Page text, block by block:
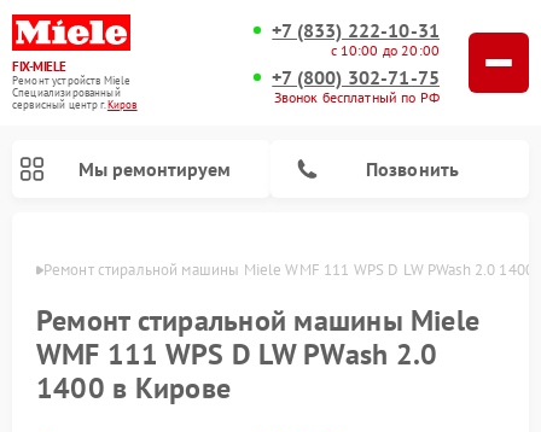
FIX-MIELE
Ремонт устройств Miele
Специализированный
cервисный центр г.Киров
+7 (833) 222-10-31
с 10:00 до 20:00
+7 (800) 302-71-75
Звонок бесплатный по РФ
Мы ремонтируем Позвонить
Ремонт стиральной машины Miele WMF 111 WPS D LW PWash 2.0 1400
Ремонт стиральной машины Miele
WMF 111 WPS D LW PWash 2.0
1400 в Кирове